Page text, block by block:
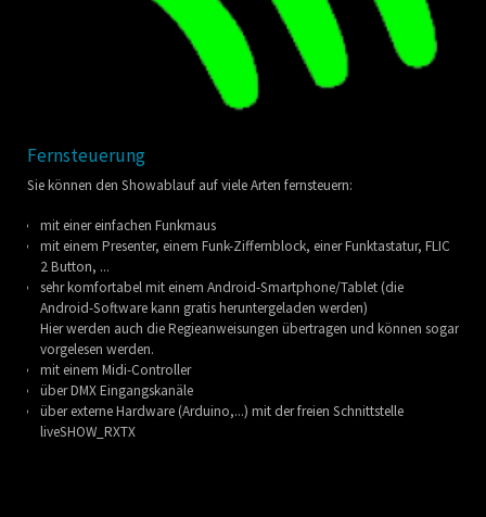
Fernsteuerung
Sie können den Showablauf auf viele Arten fernsteuern:
mit einer einfachen Funkmaus
mit einem Presenter, einem Funk-Ziffernblock, einer Funktastatur, FLIC
2 Button, ...
sehr komfortabel mit einem Android-Smartphone/Tablet (die
Android-Software kann gratis heruntergeladen werden)
Hier werden auch die Regieanweisungen übertragen und können sogar
vorgelesen werden.
mit einem Midi-Controller
über DMX Eingangskanäle
über externe Hardware (Arduino,...) mit der freien Schnittstelle
liveSHOW_RXTX